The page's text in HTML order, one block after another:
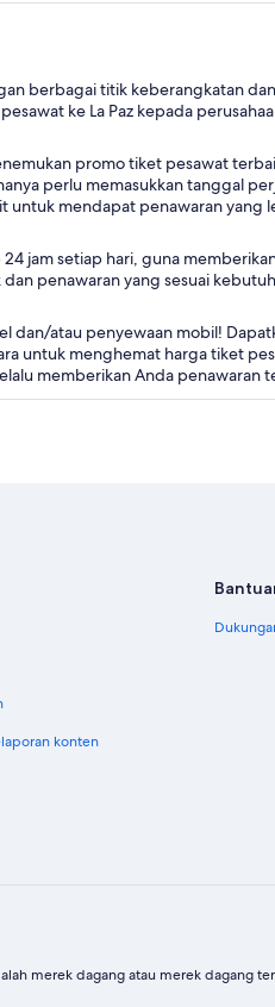
berbagai titik keberangkatan
ke La Paz kepada
promo tiket pesawat
perlu memasukkan tanggal
untuk mendapat penawaran yang
jam setiap hari, guna
penawaran yang sesuai
dan/atau penyewaan mobil!
untuk menghemat harga tiket
memberikan Anda penawaran
konten
merek dagang atau merek dagang